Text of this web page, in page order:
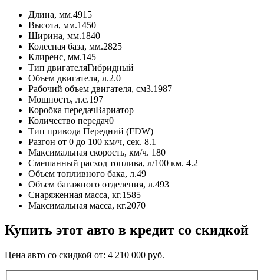
Длина, мм.4915
Высота, мм.1450
Ширина, мм.1840
Колесная база, мм.2825
Клиренс, мм.145
Тип двигателяГибридный
Объем двигателя, л.2.0
Рабочий объем двигателя, см3.1987
Мощность, л.с.197
Коробка передачВариатор
Количество передач0
Тип привода Передний (FDW)
Разгон от 0 до 100 км/ч, сек. 8.1
Максимальная скорость, км/ч. 180
Смешанный расход топлива, л/100 км. 4.2
Объем топливного бака, л.49
Объем багажного отделения, л.493
Снаряженная масса, кг.1585
Максимальная масса, кг.2070
Купить этот авто в кредит со скидкой
Цена авто со скидкой от: 4 210 000 руб.